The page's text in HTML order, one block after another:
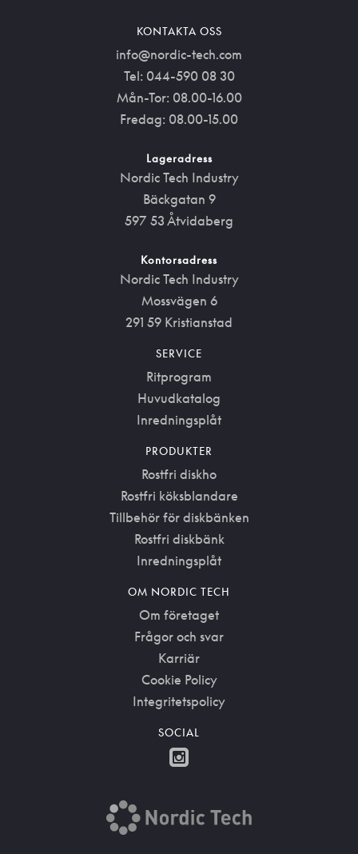
KONTAKTA OSS
info@nordic-tech.com
Tel: 044-590 08 30
Mån-Tor: 08.00-16.00
Fredag: 08.00-15.00
Lageradress
Nordic Tech Industry
Bäckgatan 9
597 53 Åtvidaberg
Kontorsadress
Nordic Tech Industry
Mossvägen 6
291 59 Kristianstad
SERVICE
Ritprogram
Huvudkatalog
Inredningsplåt
PRODUKTER
Rostfri diskho
Rostfri köksblandare
Tillbehör för diskbänken
Rostfri diskbänk
Inredningsplåt
OM NORDIC TECH
Om företaget
Frågor och svar
Karriär
Cookie Policy
Integritetspolicy
SOCIAL